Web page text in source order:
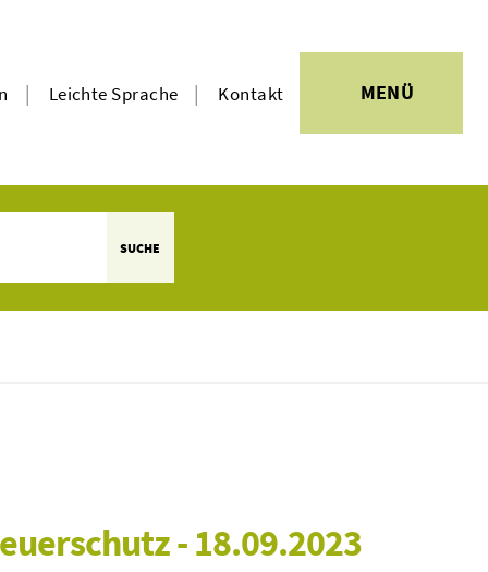
| Leichte Sprache | Kontakt MENÜ
SUCHE
- 18.09.2023